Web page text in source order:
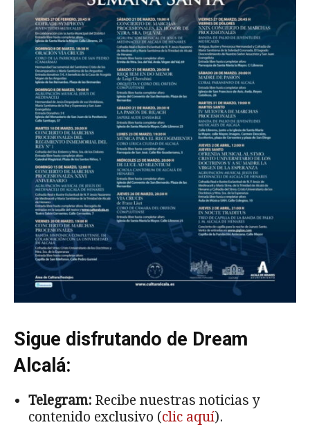
Sigue disfrutando de Dream
Alcalá:
Telegram: Recibe nuestras noticias y
contenido exclusivo (clic aquí).